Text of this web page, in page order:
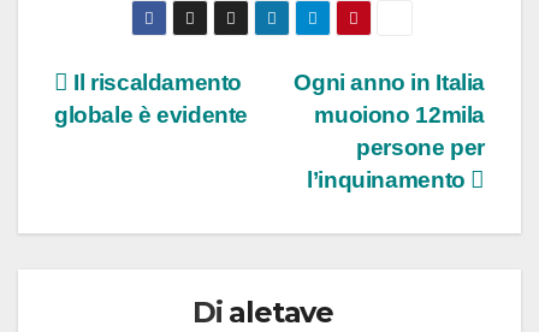
Navigazione
articoli
Ogni anno in Italia
muoiono 12mila
persone per
l’inquinamento
Il riscaldamento
globale è evidente
Di aletave